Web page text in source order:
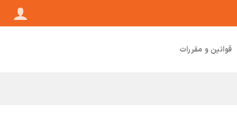
قوانین و مقررات